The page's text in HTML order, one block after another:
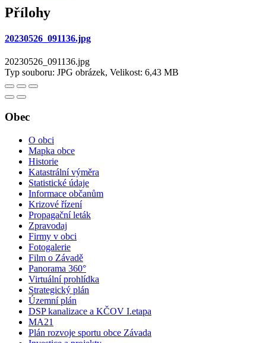
Přílohy
20230526_091136.jpg
20230526_091136.jpg
Typ souboru: JPG obrázek, Velikost: 6,43 MB
Obec
O obci
Mapka obce
Historie
Katastrální výměra
Statistické údaje
Informace občanům
Krizové řízení
Propagační leták
Zpravodaj
Firmy v obci
Fotogalerie
Film o Závadě
Panorama 360°
Virtuální prohlídka
Strategický plán
Územní plán
DSP kanalizace a KČOV I.etapa
MA21
Plán rozvoje sportu obce Závada